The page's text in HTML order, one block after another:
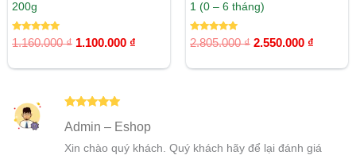
200g
Được xếp
hạng
1.160.000₫ 1.100.000 ₫
1 (0 – 6 tháng)
Được xếp
hạng
2.805.000₫ 2.550.000 ₫
hạng55
Admin – Eshop
Xin chào quý khách. Quý khách hãy để lại đánh giá